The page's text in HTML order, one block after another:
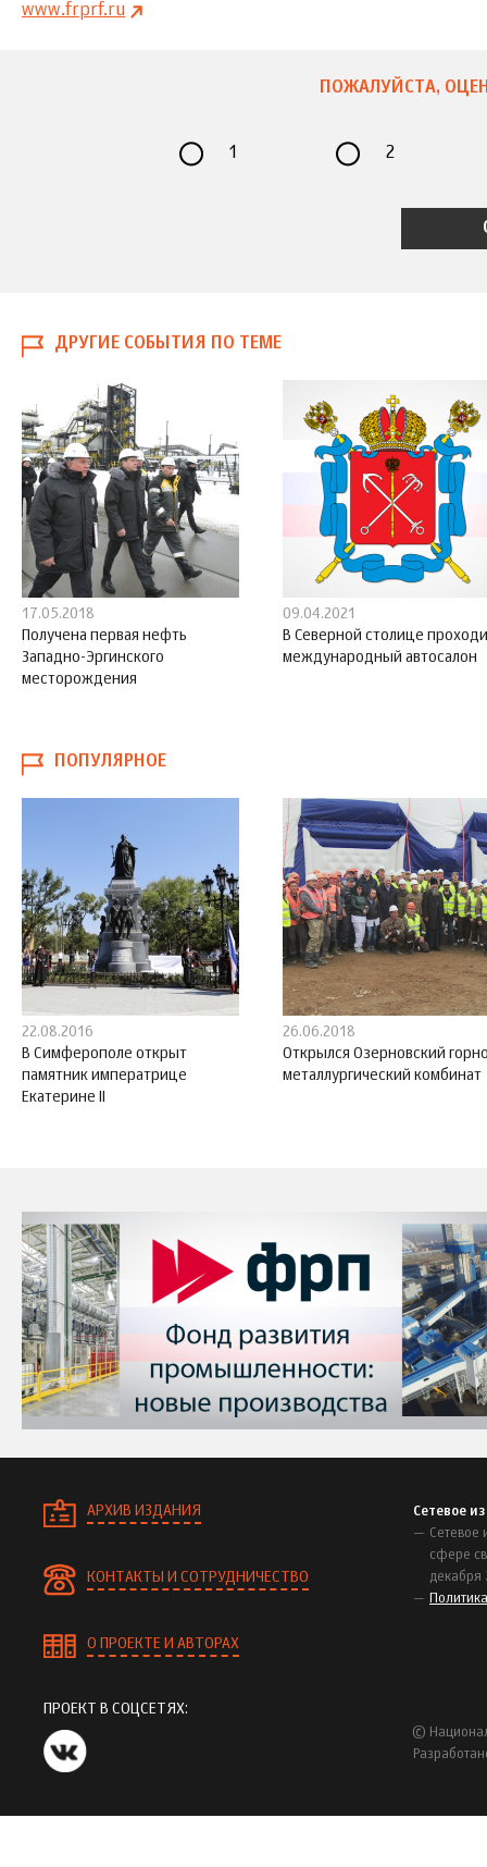
www.frprf.ru
ПОЖАЛУЙСТА,
1 2
ДРУГИЕ СОБЫТИЯ ПО ТЕМЕ
17.05.2018
Получена первая нефть
Западно-Эргинского
месторождения
09.04.2021
В Северной столице
международный автосалон
ПОПУЛЯРНОЕ
22.08.2016
В Симферополе открыт
памятник императрице
Екатерине II
26.06.2018
Открылся Озерновский
металлургический комбинат
АРХИВ ИЗДАНИЯ
КОНТАКТЫ И СОТРУДНИЧЕСТВО
О ПРОЕКТЕ И АВТОРАХ
Сетевое
Сетевое
сфере
декабря
ПРОЕКТ В СОЦСЕТЯХ:
©